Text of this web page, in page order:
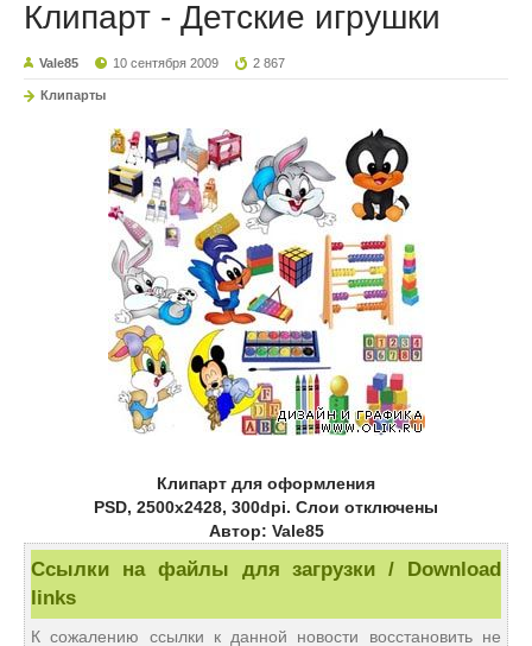
Клипарт - Детские игрушки
Vale85 10 сентября 2009 2 867
Клипарты
Клипарт для оформления
PSD, 2500х2428, 300dpi. Слои отключены
Автор: Vale85
Ссылки на файлы для загрузки / Download
links
К сожалению ссылки к данной новости восстановить не